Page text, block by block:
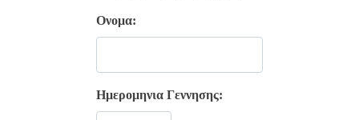
Ονομα:
Ημερομηνια Γεννησης: